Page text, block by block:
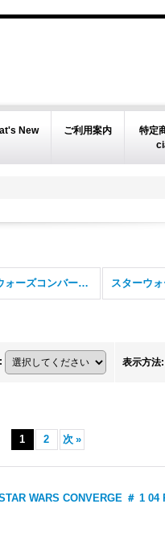
New ご利用案内
特定
スターウォーズコンバージ2
: 表示方法:
1 2 次 »
WARS CONVERGE ＃ 1 04